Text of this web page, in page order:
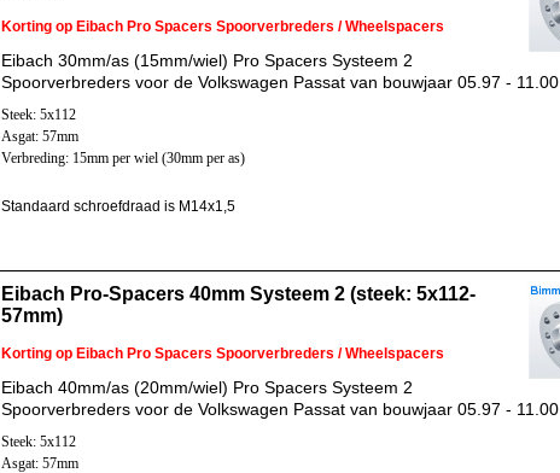
Korting op Eibach Pro Spacers Spoorverbreders / Wheelspacers
Eibach 30mm/as (15mm/wiel) Pro Spacers Systeem 2
Spoorverbreders voor de Volkswagen Passat van bouwjaar 05.97 - 11.00
Steek: 5x112
Asgat: 57mm
Verbreding: 15mm per wiel (30mm per as)
Standaard schroefdraad is M14x1,5
Eibach Pro-Spacers 40mm Systeem 2 (steek: 5x112-
57mm)
Korting op Eibach Pro Spacers Spoorverbreders / Wheelspacers
Eibach 40mm/as (20mm/wiel) Pro Spacers Systeem 2
Spoorverbreders voor de Volkswagen Passat van bouwjaar 05.97 - 11.00
Steek: 5x112
Asgat: 57mm